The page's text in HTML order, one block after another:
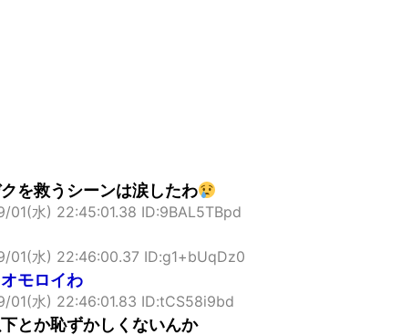
を救うシーンは涙したわ
01(水) 22:45:01.38 ID:9BAL5TBpd
01(水) 22:46:00.37 ID:g1+bUqDz0
モロイわ
01(水) 22:46:01.83 ID:tCS58i9bd
とか恥ずかしくないんか